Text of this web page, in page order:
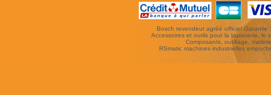
Bosch revendeur agréé officiel Garantie
Accessoires et outils pour la tapisserie, le
Composants, outillage,
RSmatic machines industrielles